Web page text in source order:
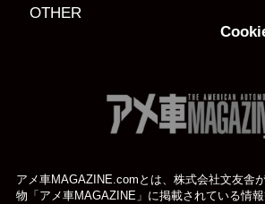
OTHER
アメ車MAGAZINE.comとは、株式会社文友舎
物「アメ車MAGAZINE」に掲載されている情